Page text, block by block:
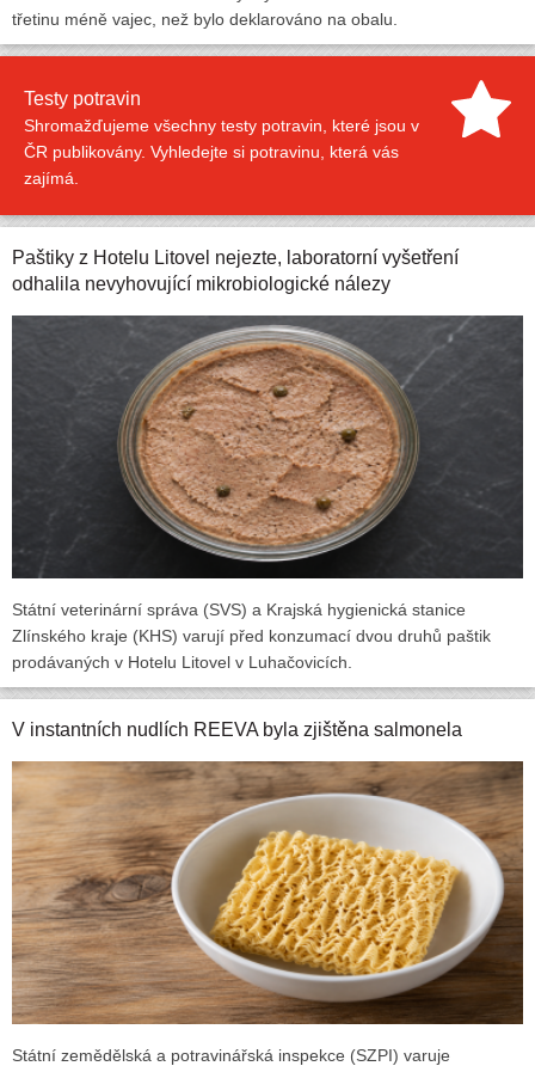
třetinu méně vajec, než bylo deklarováno na obalu.
Testy potravin
Shromažďujeme všechny testy potravin, které jsou v
ČR publikovány. Vyhledejte si potravinu, která vás
zajímá.
Paštiky z Hotelu Litovel nejezte, laboratorní vyšetření
odhalila nevyhovující mikrobiologické nálezy
Státní veterinární správa (SVS) a Krajská hygienická stanice
Zlínského kraje (KHS) varují před konzumací dvou druhů paštik
prodávaných v Hotelu Litovel v Luhačovicích.
V instantních nudlích REEVA byla zjištěna salmonela
Státní zemědělská a potravinářská inspekce (SZPI) varuje